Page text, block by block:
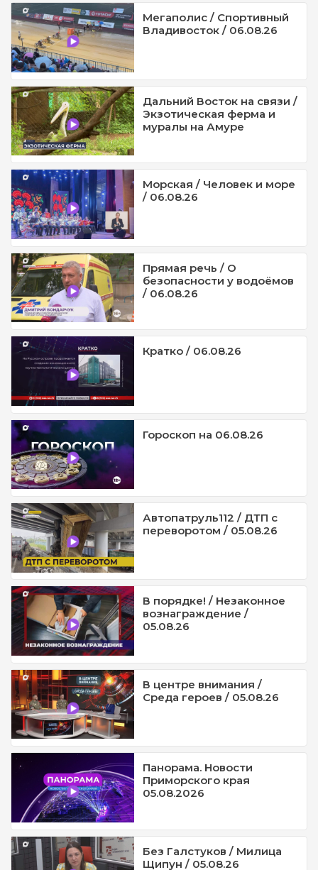
Мегаполис / Спортивный
Владивосток / 06.08.26
Дальний Восток на связи /
Экзотическая ферма и
муралы на Амуре
Морская / Человек и море
/ 06.08.26
Прямая речь / О
безопасности у водоёмов
/ 06.08.26
Кратко / 06.08.26
Гороскоп на 06.08.26
Автопатруль112 / ДТП с
переворотом / 05.08.26
В порядке! / Незаконное
вознаграждение /
05.08.26
В центре внимания /
Среда героев / 05.08.26
Панорама. Новости
Приморского края
05.08.2026
Без Галстуков / Милица
Щипун / 05.08.26